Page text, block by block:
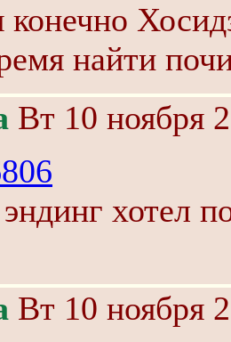
найти
Вт 10 ноября
хотел
Вт 10 ноября